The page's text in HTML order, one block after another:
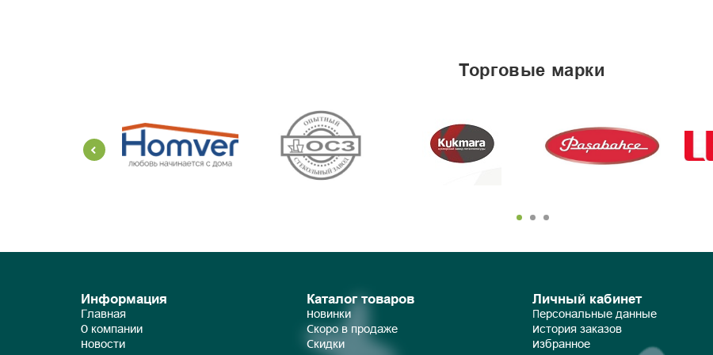
торговые марки
Информация
Главная
О компании
Новости
Каталог товаров
Новинки
Скоро в продаже
Скидки
Личный кабинет
Персональные данные
История заказов
Избранное